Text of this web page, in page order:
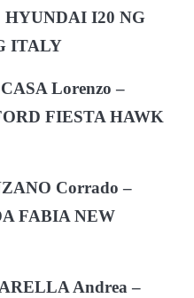
HYUNDAI I20 NG
ITALY
Lorenzo –
FIESTA HAWK
Corrado –
FABIA NEW
Andrea –